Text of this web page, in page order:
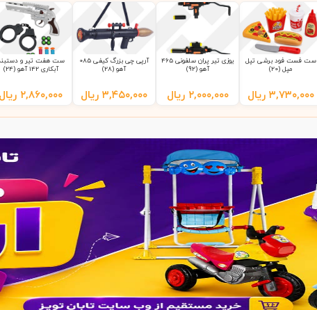
ست فست فود برشی تپل
مپل (20)
۳,۷۳۰,۰۰۰ ریال
یوزی تیر پران سلفونی 465
آهو (92)
۲,۰۰۰,۰۰۰ ریال
آرپی چی بزرگ کیفی 085
آهو (28)
۳,۴۵۰,۰۰۰ ریال
ست هفت تیر و
آبکاری 142 آهو (24)
۲,۸۶۰,۰۰۰ ریال